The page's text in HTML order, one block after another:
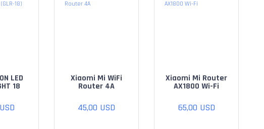
LED
18
Xiaomi Mi WiFi
Router 4A
45,00 USD
Xiaomi Mi Router
AX1800 Wi-Fi
65,00 USD